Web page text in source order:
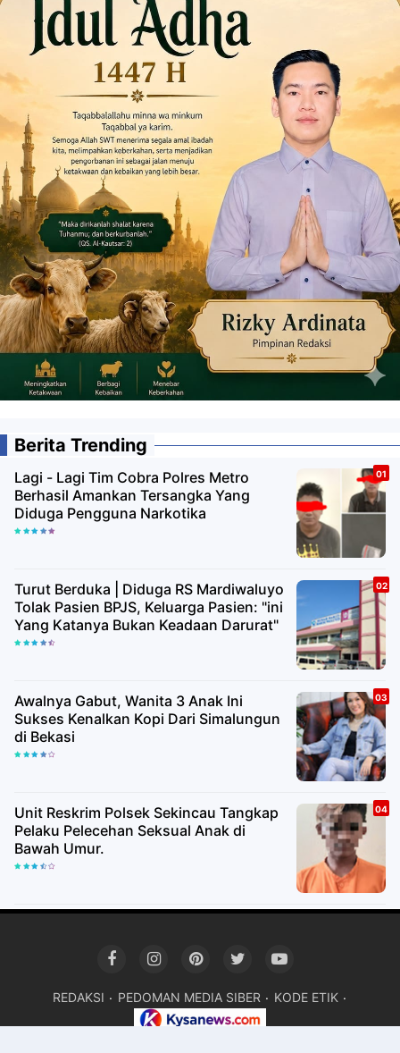
Berita Trending
Lagi - Lagi Tim Cobra Polres Metro
Berhasil Amankan Tersangka Yang
Diduga Pengguna Narkotika
Turut Berduka | Diduga RS Mardiwaluyo
Tolak Pasien BPJS, Keluarga Pasien: "ini
Yang Katanya Bukan Keadaan Darurat"
Awalnya Gabut, Wanita 3 Anak Ini
Sukses Kenalkan Kopi Dari Simalungun
di Bekasi
Unit Reskrim Polsek Sekincau Tangkap
Pelaku Pelecehan Seksual Anak di
Bawah Umur.
REDAKSI PEDOMAN MEDIA SIBER KODE ETIK